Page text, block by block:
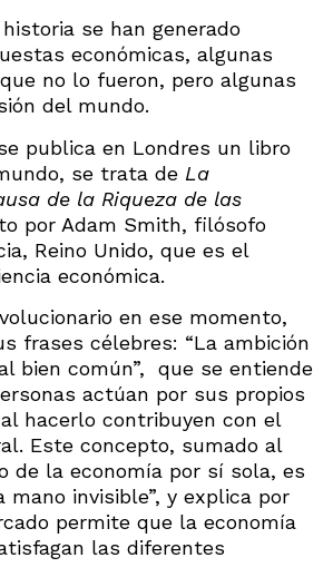
se han generado
económicas, algunas
no lo fueron, pero algunas
del mundo.
publica en Londres un libro
se trata de La
de la Riqueza de las
por Adam Smith, filósofo
Reino Unido, que es el
económica.
en ese momento,
frases célebres: “La ambición
bien común”, que se entiende
actúan por sus propios
hacerlo contribuyen con el
Este concepto, sumado al
de la economía por sí sola, es
mano invisible”, y explica por
permite que la economía
las diferentes